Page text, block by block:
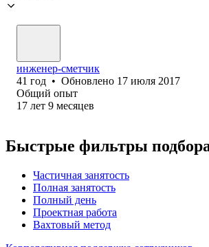
инженер-сметчик
41 год • Обновлено 17 июля 2017
Общий опыт
17 лет 9 месяцев
Быстрые фильтры
Частичная занятость
Полная занятость
Полный день
Проектная работа
Вахтовый метод